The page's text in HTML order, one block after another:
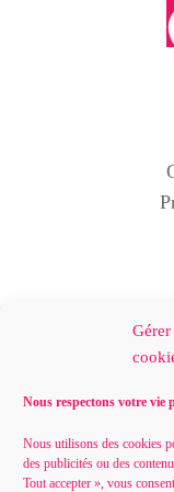
Nous respectons votre vie
Nous utilisons des cookies
des publicités ou des
Tout accepter », vous
1
86/
01 47 91